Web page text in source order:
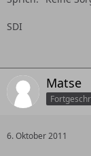
SDI
Matse
6. Oktober 2011